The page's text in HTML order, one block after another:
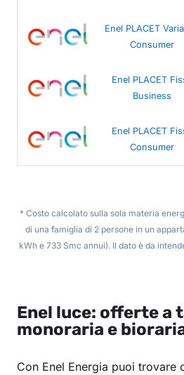
Enel PLACET
Consumer
Enel PLACET
Business
Enel PLACET
Consumer
* Costo calcolato sulla sola materia
di una famiglia di 2 persone in un
kWh e 733 Smc annui). Il dato è da
Enel luce: offerte a
monoraria e
Con Enel Energia puoi trovare